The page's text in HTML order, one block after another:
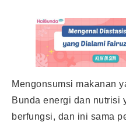
Mengonsumsi makanan
Bunda energi dan nutrisi
berfungsi, dan ini sama